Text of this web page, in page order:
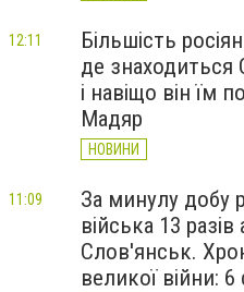
Більшість
де знаходиться
і навіщо він їм
Мадяр
НОВИНИ
12:11
За минулу добу
війська 13
Слов'янськ.
великої війни: 6
11:09